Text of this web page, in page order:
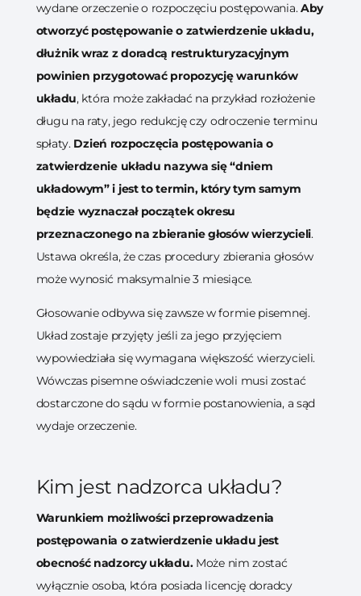
wydane orzeczenie o rozpoczęciu postępowania.Aby
otworzyć postępowanie o zatwierdzenie układu,
dłużnik wraz z doradcą restrukturyzacyjnym
powinien przygotować propozycję warunków
układu, która może zakładać na przykład rozłożenie
długu na raty, jego redukcję czy odroczenie terminu
spłaty. Dzień rozpoczęcia postępowania o
zatwierdzenie układu nazywa się “dniem
układowym” i jest to termin, który tym samym
będzie wyznaczał początek okresu
przeznaczonego na zbieranie głosów wierzycieli.
Ustawa określa, że czas procedury zbierania głosów
może wynosić maksymalnie 3 miesiące.
Głosowanie odbywa się zawsze w formie pisemnej.
Układ zostaje przyjęty jeśli za jego przyjęciem
wypowiedziała się wymagana większość wierzycieli.
Wówczas pisemne oświadczenie woli musi zostać
dostarczone do sądu w formie postanowienia, a sąd
wydaje orzeczenie.
Kim jest nadzorca układu?
Warunkiem możliwości przeprowadzenia
postępowania o zatwierdzenie układu jest
obecność nadzorcy układu. Może nim zostać
wyłącznie osoba, która posiada licencję doradcy